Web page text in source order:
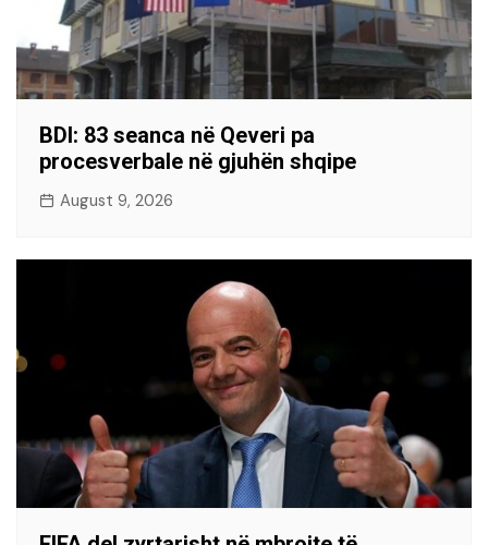
BDI: 83 seanca në Qeveri pa
procesverbale në gjuhën shqipe
August 9, 2026